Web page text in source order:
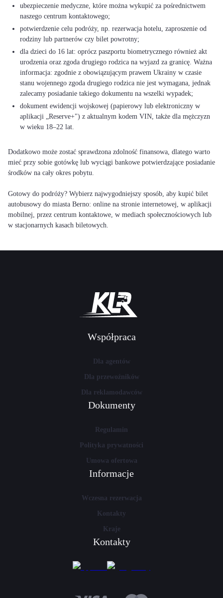
ubezpieczenie medyczne, które można wykupić za pośrednictwem
naszego centrum kontaktowego;
potwierdzenie celu podróży, np. rezerwacja hotelu, zaproszenie od
rodziny lub partnerów czy bilet powrotny;
dla dzieci do 16 lat: oprócz paszportu biometrycznego również akt
urodzenia oraz zgoda drugiego rodzica na wyjazd za granicę. Ważna
informacja: zgodnie z obowiązującym prawem Ukrainy w czasie
stanu wojennego zgoda drugiego rodzica nie jest wymagana, jednak
zalecamy posiadanie takiego dokumentu na wszelki wypadek;
dokument ewidencji wojskowej (papierowy lub elektroniczny w
aplikacji „Reserve+") z aktualnym kodem VIN, także dla mężczyzn
w wieku 18–22 lat.
Dodatkowo może zostać sprawdzona zdolność finansowa, dlatego warto
mieć przy sobie gotówkę lub wyciągi bankowe potwierdzające posiadanie
środków na cały okres pobytu.
Gotowy do podróży? Wybierz najwygodniejszy sposób, aby kupić bilet
autobusowy do miasta Berno: online na stronie internetowej, w aplikacji
mobilnej, przez centrum kontaktowe, w mediach społecznościowych lub
w stacjonarnych kasach biletowych.
Współpraca
Dla agentów
Dla przewoźników
Dla reklamodawców
Dokumenty
Regulamin
Polityka prywatności
Umowa ofertowa
Informacje
Wczesna rezerwacja
Kontakty
Kraje
Kontakty